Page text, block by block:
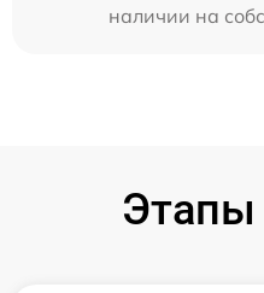
наличии на
Этапы